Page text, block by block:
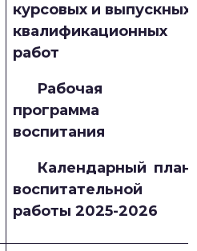
курсовых и выпускных
квалификационных
работ
Рабочая
программа
воспитания
Календарный план
воспитательной
работы 2025-2026